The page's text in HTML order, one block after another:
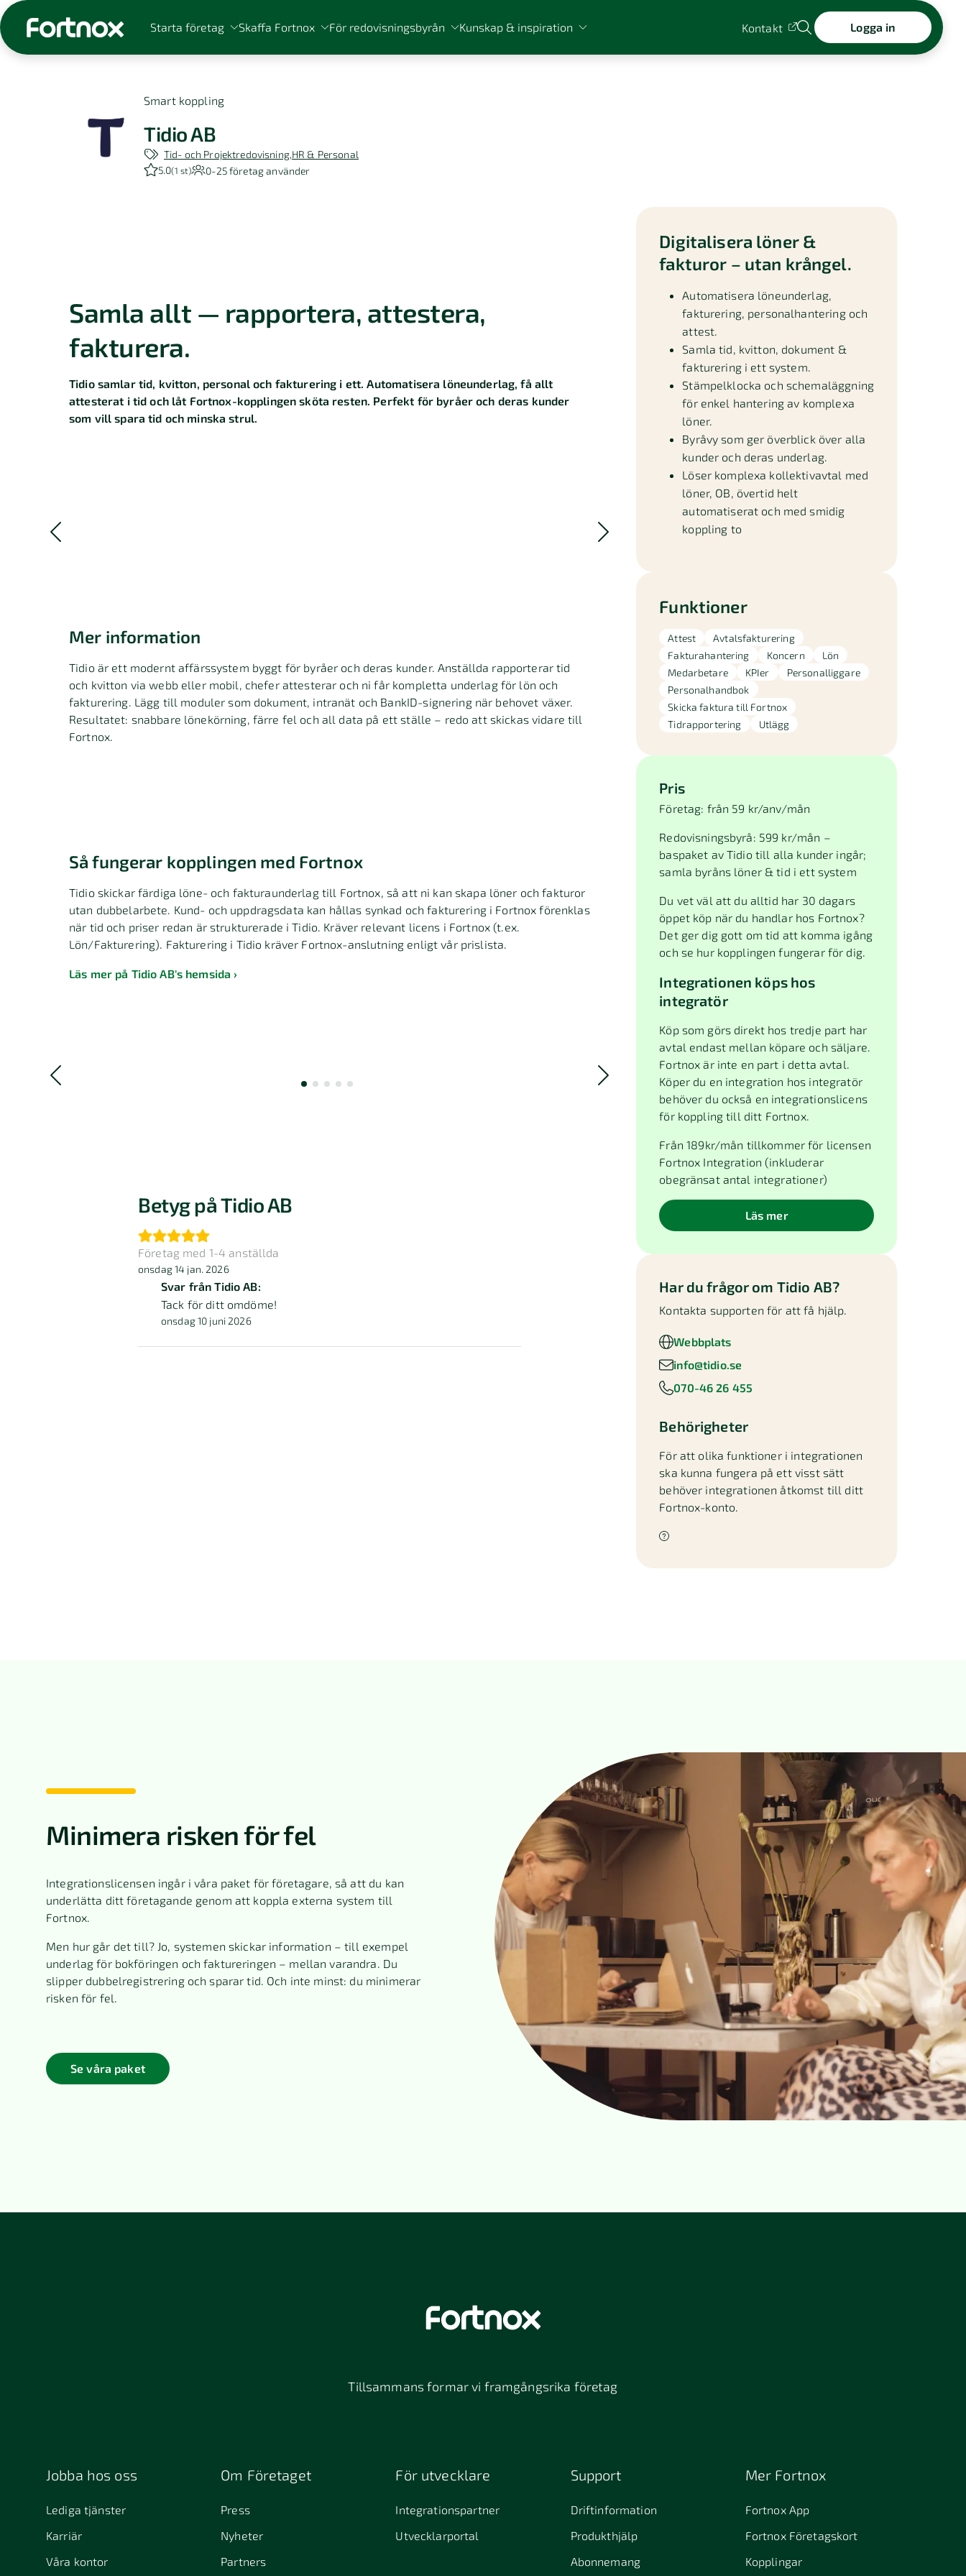
Starta företag Skaffa Fortnox För redovisningsbyrån Kunskap & inspiration Kontakt Logga in
Sök på Fortnox
Smart koppling
Tidio AB
Tid- och Projektredovisning HR & Personal
5.0(1 st) 0-25företag använder
Samla allt — rapportera, attestera,
fakturera.
Tidio samlar tid, kvitton, personal och fakturering i ett. Automatisera löneunderlag, få allt
attesterat i tid och låt Fortnox-kopplingen sköta resten. Perfekt för byråer och deras kunder
som vill spara tid och minska strul.
Mer information
Tidio är ett modernt affärssystem byggt för byråer och deras kunder. Anställda rapporterar tid
och kvitton via webb eller mobil, chefer attesterar och ni får kompletta underlag för lön och
fakturering. Lägg till moduler som dokument, intranät och BankID-signering när behovet växer.
Resultatet: snabbare lönekörning, färre fel och all data på ett ställe – redo att skickas vidare till
Fortnox.
Så fungerar kopplingen med Fortnox
Tidio skickar färdiga löne- och fakturaunderlag till Fortnox, så att ni kan skapa löner och fakturor
utan dubbelarbete. Kund- och uppdragsdata kan hållas synkad och fakturering i Fortnox förenklas
när tid och priser redan är strukturerade i Tidio. Kräver relevant licens i Fortnox (t.ex.
Lön/Fakturering). Fakturering i Tidio kräver Fortnox-anslutning enligt vår prislista.
Läs mer på Tidio AB's hemsida
Betyg på Tidio AB
Företag med 1-4 anställda
onsdag 14 jan. 2026
Svar från Tidio AB:
Tack för ditt omdöme!
onsdag 10 juni 2026
Digitalisera löner &
fakturor – utan krångel.
Automatisera löneunderlag,
fakturering, personalhantering och
attest.
Samla tid, kvitton, dokument &
fakturering i ett system.
Stämpelklocka och schemaläggning
för enkel hantering av komplexa
löner.
Byråvy som ger överblick över alla
kunder och deras underlag.
Löser komplexa kollektivavtal med
löner, OB, övertid helt
automatiserat och med smidig
koppling to
Funktioner
Attest
Avtalsfakturering
Fakturahantering
Koncern
Lön
Medarbetare
KPIer
Personalliggare
Personalhandbok
Skicka faktura till Fortnox
Tidrapportering
Utlägg
Pris
Företag: från 59 kr/anv/mån
Redovisningsbyrå: 599 kr/mån –
baspaket av Tidio till alla kunder ingår;
samla byråns löner & tid i ett system
Du vet väl att du alltid har 30 dagars
öppet köp när du handlar hos Fortnox?
Det ger dig gott om tid att komma igång
och se hur kopplingen fungerar för dig.
Integrationen köps hos
integratör
Köp som görs direkt hos tredje part har
avtal endast mellan köpare och säljare.
Fortnox är inte en part i detta avtal.
Köper du en integration hos integratör
behöver du också en integrationslicens
för koppling till ditt Fortnox.
Från 189kr/mån tillkommer för licensen
Fortnox Integration (inkluderar
obegränsat antal integrationer)
Läs mer
Har du frågor om Tidio AB?
Kontakta supporten för att få hjälp.
Webbplats
info@tidio.se
070-46 26 455
Behörigheter
För att olika funktioner i integrationen
ska kunna fungera på ett visst sätt
behöver integrationen åtkomst till ditt
Fortnox-konto.
Minimera risken för fel
Integrationslicensen ingår i våra paket för företagare, så att du kan
underlätta ditt företagande genom att koppla externa system till
Fortnox.
Men hur går det till? Jo, systemen skickar information – till exempel
underlag för bokföringen och faktureringen – mellan varandra. Du
slipper dubbelregistrering och sparar tid. Och inte minst: du minimerar
risken för fel.
Se våra paket
Tillsammans formar vi framgångsrika företag
Jobba hos oss
Lediga tjänster
Karriär
Våra kontor
Om Företaget
Press
Nyheter
Partners
För utvecklare
Integrationspartner
Utvecklarportal
Support
Driftinformation
Produkthjälp
Abonnemang
Mer Fortnox
Fortnox App
Fortnox Företagskort
Kopplingar